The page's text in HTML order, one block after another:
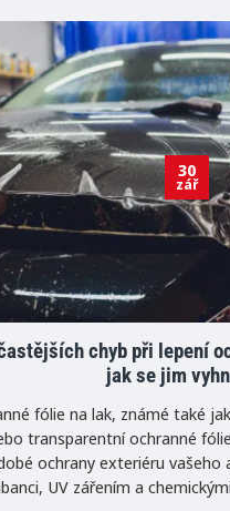
30
zář
chyb při lepení
jak se jim
fólie na lak, známé také
transparentní ochranné
ochrany exteriéru vašeho
UV zářením a